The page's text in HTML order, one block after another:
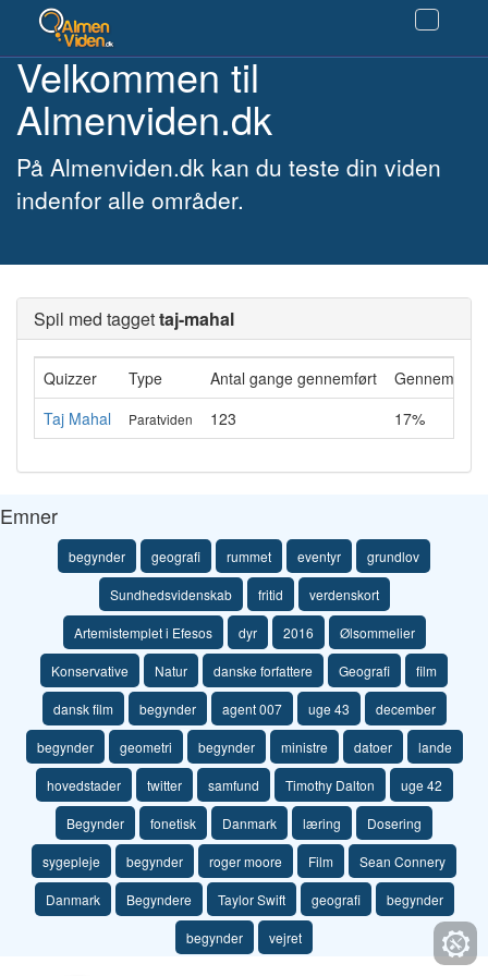
Velkommen til
Almenviden.dk
På Almenviden.dk kan du teste din viden
indenfor alle områder.
Spil med taggettaj-mahal
Quizzer Type Antal gange gennemført
Taj Mahal
Paratviden 123 17%
Emner
begynder geografi rummet eventyr grundlov
Sundhedsvidenskab fritid verdenskort
Artemistemplet i Efesos dyr 2016 Ølsommelier
Konservative Natur danske forfattere Geografi film
dansk film begynder agent 007 uge 43 december
begynder geometri begynder ministre datoer lande
hovedstader twitter samfund Timothy Dalton uge 42
Begynder fonetisk Danmark læring Dosering
sygepleje begynder roger moore Film Sean Connery
Danmark Begyndere Taylor Swift geografi begynder
begynder vejret